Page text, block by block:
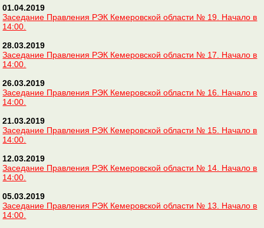
01.04.2019
Заседание Правления РЭК Кемеровской области № 19. Начало в
14:00.
28.03.2019
Заседание Правления РЭК Кемеровской области № 17. Начало в
14:00.
26.03.2019
Заседание Правления РЭК Кемеровской области № 16. Начало в
14:00.
21.03.2019
Заседание Правления РЭК Кемеровской области № 15. Начало в
14:00.
12.03.2019
Заседание Правления РЭК Кемеровской области № 14. Начало в
14:00.
05.03.2019
Заседание Правления РЭК Кемеровской области № 13. Начало в
14:00.